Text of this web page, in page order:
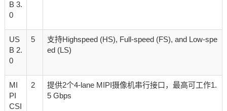
B 3.
0
US
B 2.
0
5
支持Highspeed (HS), Full-speed (FS), and Low-spe
ed (LS)
MI
PI
CSI
2
提供2个4-lane MIPI摄像机串行接口，最高可工作1.
5 Gbps